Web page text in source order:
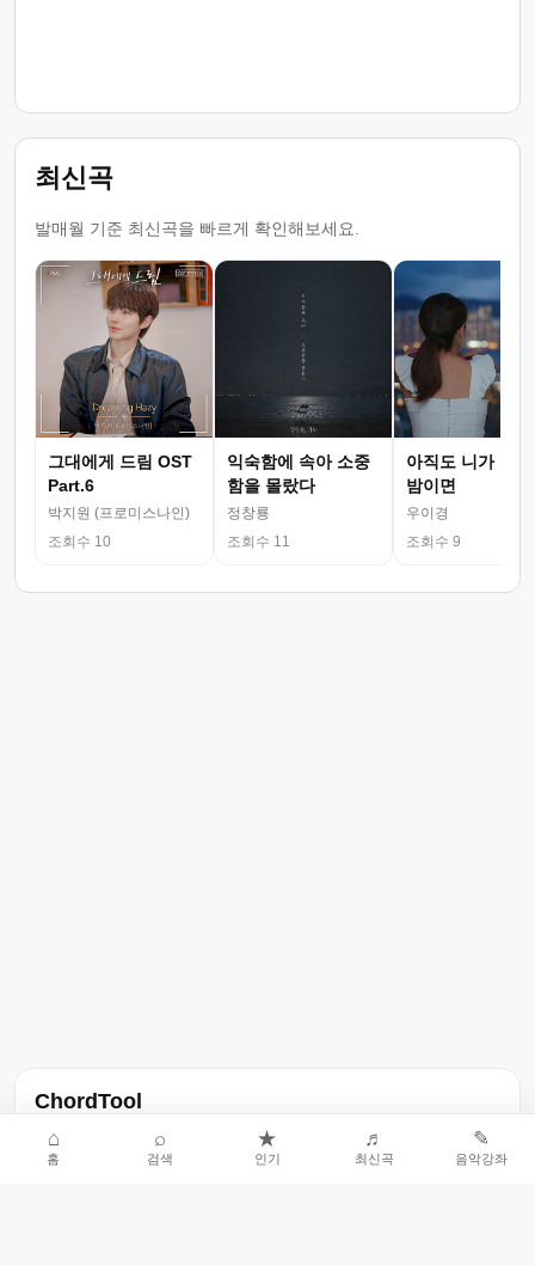
최신곡
발매월 기준 최신곡을 빠르게 확인해보세요.
그대에게 드림 OST
Part.6
박지원 (프로미스나인)
조회수 10
익숙함에 속아 소중
함을 몰랐다
정창룡
조회수 11
아직도 니가 그
밤이면
우이경
조회수 9
ChordTool
노래 가사, 곡 정보, 코드, 악보를 한곳에서 찾을 수 있는 음악 정보
서비스입니다.
⌂
홈
⌕
검색
★
인기
♬
최신곡
✎
음악강좌